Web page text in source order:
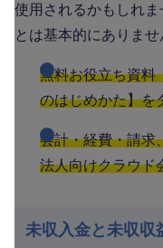
使用されるかもしれ
とは基本的にありませ
無料お役立ち資料
のはじめかた】を
会計・経費・請求
法人向けクラウド
未収入金と未収収